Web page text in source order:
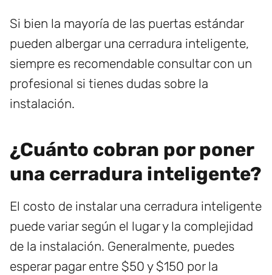
Si bien la mayoría de las puertas estándar
pueden albergar una cerradura inteligente,
siempre es recomendable consultar con un
profesional si tienes dudas sobre la
instalación.
¿Cuánto cobran por poner
una cerradura inteligente?
El costo de instalar una cerradura inteligente
puede variar según el lugar y la complejidad
de la instalación. Generalmente, puedes
esperar pagar entre $50 y $150 por la